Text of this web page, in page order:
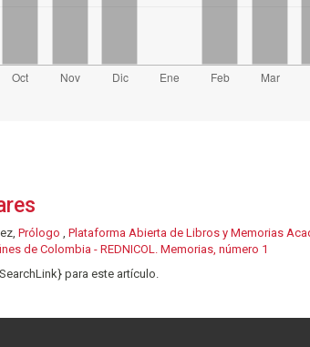
Prólogo , Plataforma Abierta de Libros y Memorias
de Colombia - REDNICOL. Memorias, número 1
para este artículo.